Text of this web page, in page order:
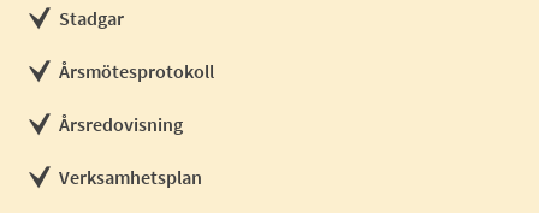
Stadgar
Årsmötesprotokoll
Årsredovisning
Verksamhetsplan